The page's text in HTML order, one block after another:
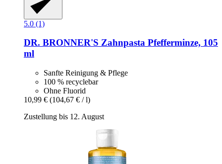
5.0 (1)
DR. BRONNER'S Zahnpasta Pfefferminze, 105
ml
Sanfte Reinigung & Pflege
100 % recyclebar
Ohne Fluorid
10,99 € (104,67 € / l)
Zustellung bis 12. August